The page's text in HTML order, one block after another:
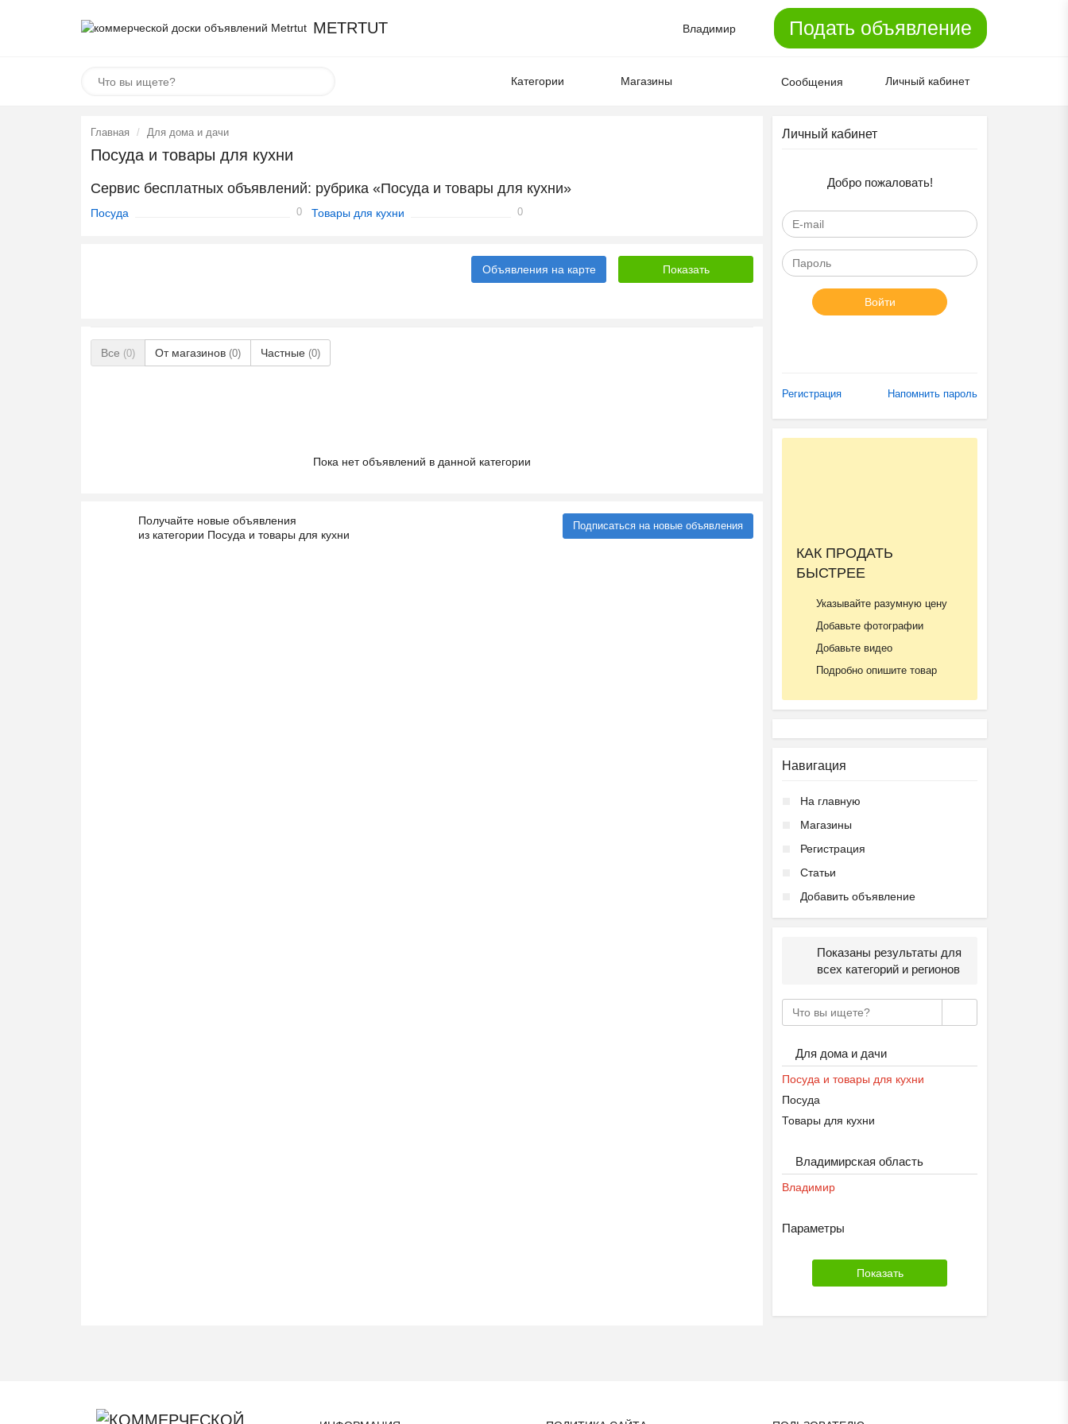
METRTUT Владимир Подать объявление
Категории Магазины Сообщения Личный кабинет
Главная Для дома и дачи
Посуда и товары для кухни
Сервис бесплатных объявлений: рубрика «Посуда и товары для кухни»
Посуда 0 Товары для кухни 0
Объявления на карте
Все (0) От магазинов (0) Частные (0)
Пока нет объявлений в данной категории
Получайте новые объявления
из категории Посуда и товары для кухни
Подписаться на новые объявления
Личный кабинет
Добро пожаловать!
Войти
Регистрация Напомнить пароль
КАК ПРОДАТЬ
БЫСТРЕЕ
Указывайте разумную цену
Добавьте фотографии
Добавьте видео
Подробно опишите товар
Навигация
На главную
Магазины
Регистрация
Статьи
Добавить объявление
Показаны результаты для
всех категорий и регионов
Для дома и дачи
Посуда и товары для кухни
Посуда
Товары для кухни
Владимирская область
Владимир
Параметры